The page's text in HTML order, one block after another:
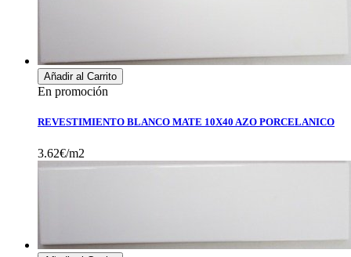
Añadir al Carrito
En promoción
REVESTIMIENTO BLANCO MATE 10X40 AZO PORCELANICO
3.62€/m2